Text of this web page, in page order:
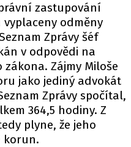
zastupování
odměny
Zprávy šéf
v odpovědi na
Zájmy Miloše
jako jediný advokát
Zprávy spočítal,
364,5 hodiny. Z
plyne, že jeho
korun.